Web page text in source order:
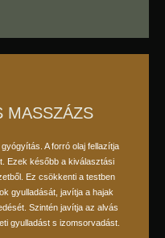
MASSZÁZS
A forró olaj fellazítja
Ezek később a kiválasztási
Ez csökkenti a testben
gyulladását, javítja a hajak
Szintén javítja az alvás
gyulladást s izomsorvadást.